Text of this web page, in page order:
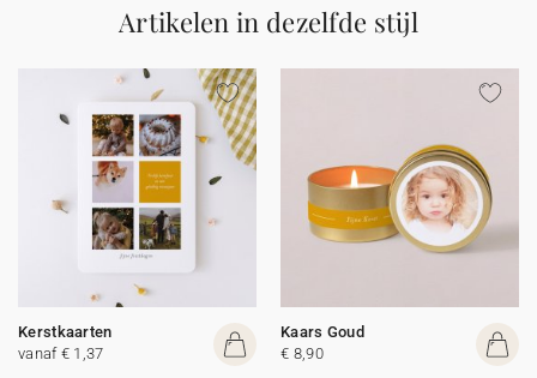
Artikelen in dezelfde stijl
Kerstkaarten
vanaf € 1,37
Kaars Goud
€ 8,90